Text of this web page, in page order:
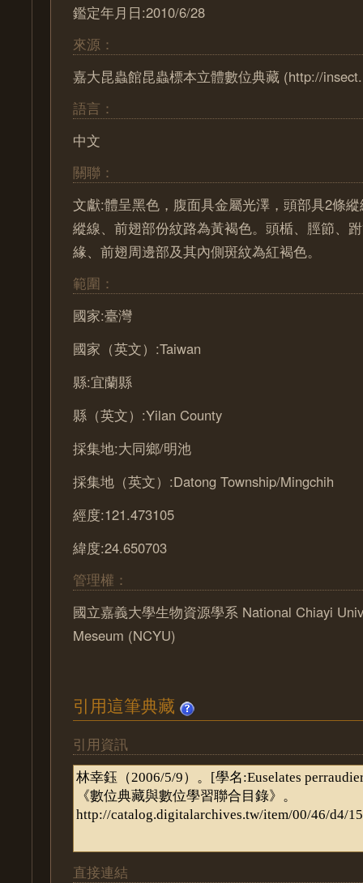
鑑定年月日:2010/6/28
來源：
嘉大昆蟲館昆蟲標本立體數位典藏 (http://
語言：
中文
關聯：
文獻:體呈黑色，腹面具金屬光澤，頭部具2條
縱線、前翅部份紋路為黃褐色。頭楯、脛節、
緣、前翅周邊部及其內側斑紋為紅褐色。
範圍：
國家:臺灣
國家（英文）:Taiwan
縣:宜蘭縣
縣（英文）:Yilan County
採集地:大同鄉/明池
採集地（英文）:Datong Township/Mingchih
經度:121.473105
緯度:24.650703
管理權：
國立嘉義大學生物資源學系 National Chiayi
Meseum (NCYU)
引用這筆典藏
引用資訊
直接連結